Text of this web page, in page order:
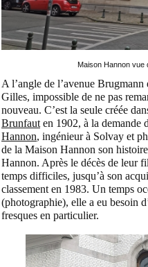
Maison Hannon vue
A l’angle de l’avenue
Gilles, impossible de ne pas
nouveau. C’est la seule créée
Brunfaut en 1902, à la demande
Hannon, ingénieur à Solvay et
de la Maison Hannon son
Hannon. Après le décès de leur
temps difficiles, jusqu’à son
classement en 1983. Un temps
(photographie), elle a eu besoin
fresques en particulier.